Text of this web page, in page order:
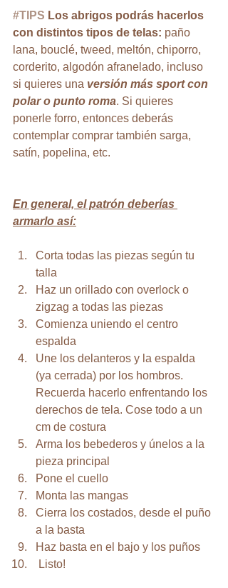
#TIPS Los abrigos podrás hacerlos
con distintos tipos de telas: paño
lana, bouclé, tweed, meltón, chiporro,
corderito, algodón afranelado, incluso
si quieres una versión más sport con
polar o punto roma. Si quieres
ponerle forro, entonces deberás
contemplar comprar también sarga,
satín, popelina, etc.
En general, el patrón deberías
armarlo así:
Corta todas las piezas según tu
talla
Haz un orillado con overlock o
zigzag a todas las piezas
Comienza uniendo el centro
espalda
Une los delanteros y la espalda
(ya cerrada) por los hombros.
Recuerda hacerlo enfrentando los
derechos de tela. Cose todo a un
cm de costura
Arma los bebederos y únelos a la
pieza principal
Pone el cuello
Monta las mangas
Cierra los costados, desde el puño
a la basta
Haz basta en el bajo y los puños
Listo!